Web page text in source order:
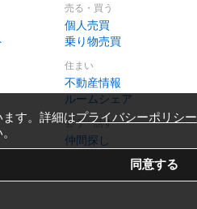
売る・買う
個人売買
乗り物売買
住まい
不動産情報
ルームシェア
会う・話す
仲間探し
す。詳細はプライバシーポリシー